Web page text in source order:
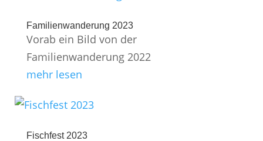
Familienwanderung 2023
Vorab ein Bild von der
Familienwanderung 2022
mehr lesen
Fischfest 2023